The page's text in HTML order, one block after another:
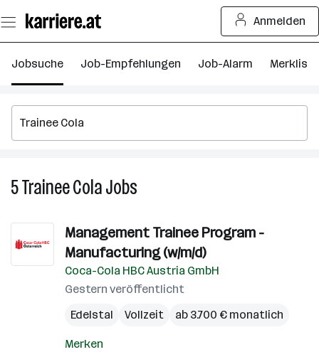
Seiteninhalt
springen
Anmelden
Jobsuche Job-Empfehlungen Job-Alarm Merkliste
5Trainee ColaJobs
Jobs
Management Trainee Program -
Manufacturing (w/m/d)
Coca-Cola HBC Austria GmbH
Gestern veröffentlicht
Edelstal
Vollzeit ab 3.700 € monatlich
Merken